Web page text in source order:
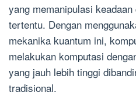
yang memanipulasi
tertentu. Dengan
mekanika kuantum ini,
melakukan komputasi
yang jauh lebih tinggi
tradisional.